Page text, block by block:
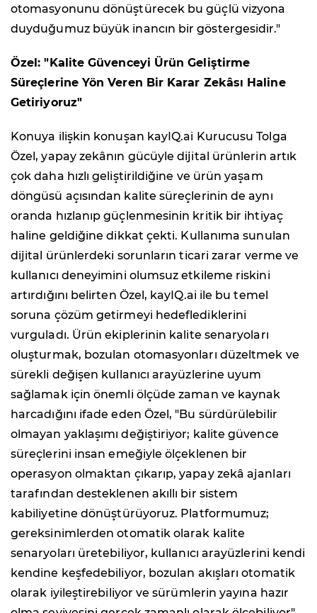
otomasyonunu dönüştürecek bu güçlü vizyona
duyduğumuz büyük inancın bir göstergesidir."
Özel: "Kalite Güvenceyi Ürün Geliştirme
Süreçlerine Yön Veren Bir Karar Zekâsı Haline
Getiriyoruz"
Konuya ilişkin konuşan kayIQ.ai Kurucusu Tolga
Özel, yapay zekânın gücüyle dijital ürünlerin artık
çok daha hızlı geliştirildiğine ve ürün yaşam
döngüsü açısından kalite süreçlerinin de aynı
oranda hızlanıp güçlenmesinin kritik bir ihtiyaç
haline geldiğine dikkat çekti. Kullanıma sunulan
dijital ürünlerdeki sorunların ticari zarar verme ve
kullanıcı deneyimini olumsuz etkileme riskini
artırdığını belirten Özel, kayIQ.ai ile bu temel
soruna çözüm getirmeyi hedeflediklerini
vurguladı. Ürün ekiplerinin kalite senaryoları
oluşturmak, bozulan otomasyonları düzeltmek ve
sürekli değişen kullanıcı arayüzlerine uyum
sağlamak için önemli ölçüde zaman ve kaynak
harcadığını ifade eden Özel, "Bu sürdürülebilir
olmayan yaklaşımı değiştiriyor; kalite güvence
süreçlerini insan emeğiyle ölçeklenen bir
operasyon olmaktan çıkarıp, yapay zekâ ajanları
tarafından desteklenen akıllı bir sistem
kabiliyetine dönüştürüyoruz. Platformumuz;
gereksinimlerden otomatik olarak kalite
senaryoları üretebiliyor, kullanıcı arayüzlerini kendi
kendine keşfedebiliyor, bozulan akışları otomatik
olarak iyileştirebiliyor ve sürümlerin yayına hazır